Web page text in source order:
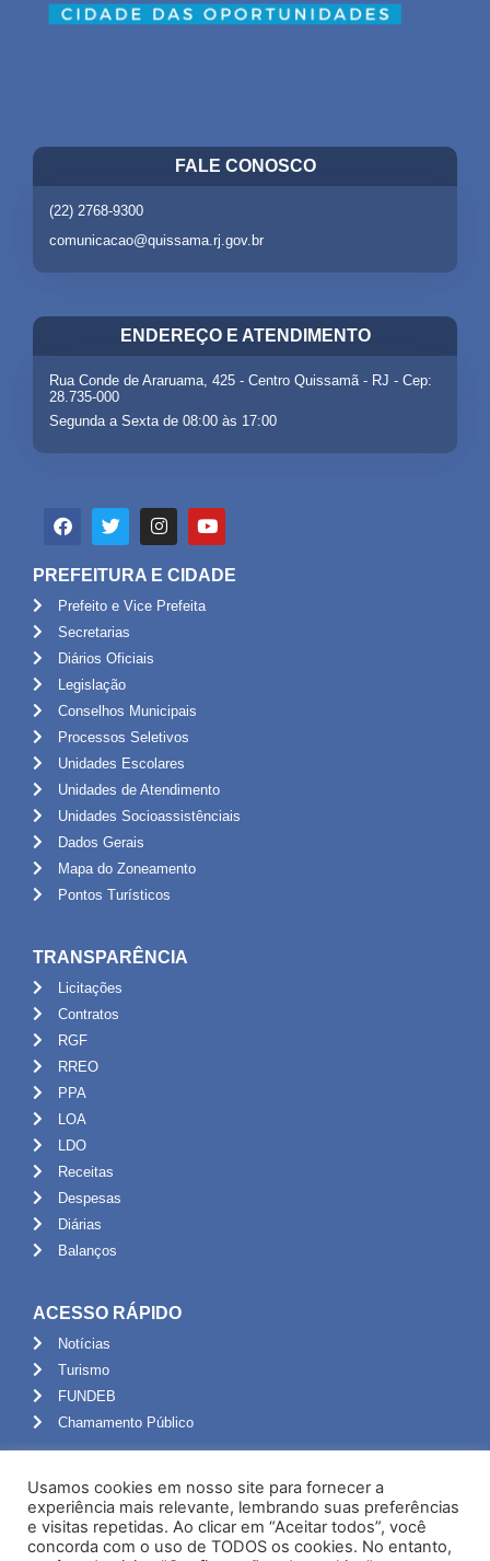
FALE CONOSCO
(22) 2768-9300
comunicacao@quissama.rj.gov.br
ENDEREÇO E ATENDIMENTO
Rua Conde de Araruama, 425 - Centro Quissamã - RJ - Cep:
28.735-000
Segunda a Sexta de 08:00 às 17:00
PREFEITURA E CIDADE
Prefeito e Vice Prefeita
Secretarias
Diários Oficiais
Legislação
Conselhos Municipais
Processos Seletivos
Unidades Escolares
Unidades de Atendimento
Unidades Socioassistênciais
Dados Gerais
Mapa do Zoneamento
Pontos Turísticos
TRANSPARÊNCIA
Licitações
Contratos
RGF
RREO
PPA
LOA
LDO
Receitas
Despesas
Diárias
Balanços
ACESSO RÁPIDO
Notícias
Turismo
FUNDEB
Chamamento Público
Portal do Servidor
Webmail
Administração
Usamos cookies em nosso site para fornecer a
experiência mais relevante, lembrando suas preferências
e visitas repetidas. Ao clicar em “Aceitar todos”, você
concorda com o uso de TODOS os cookies. No entanto,